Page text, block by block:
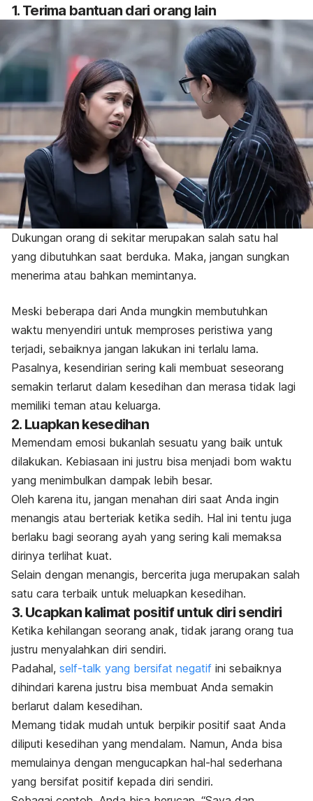
1. Terima bantuan dari orang lain
Dukungan orang di sekitar merupakan salah satu hal
yang dibutuhkan saat berduka. Maka, jangan sungkan
menerima atau bahkan memintanya.
Meski beberapa dari Anda mungkin membutuhkan
waktu menyendiri untuk memproses peristiwa yang
terjadi, sebaiknya jangan lakukan ini terlalu lama.
Pasalnya, kesendirian sering kali membuat seseorang
semakin terlarut dalam kesedihan dan merasa tidak lagi
memiliki teman atau keluarga.
2. Luapkan kesedihan
Memendam emosi bukanlah sesuatu yang baik untuk
dilakukan. Kebiasaan ini justru bisa menjadi bom waktu
yang menimbulkan dampak lebih besar.
Oleh karena itu, jangan menahan diri saat Anda ingin
menangis atau berteriak ketika sedih. Hal ini tentu juga
berlaku bagi seorang ayah yang sering kali memaksa
dirinya terlihat kuat.
Selain dengan menangis, bercerita juga merupakan salah
satu cara terbaik untuk meluapkan kesedihan.
3. Ucapkan kalimat positif untuk diri sendiri
Ketika kehilangan seorang anak, tidak jarang orang tua
justru menyalahkan diri sendiri.
Padahal, self-talk yang bersifat negatif ini sebaiknya
dihindari karena justru bisa membuat Anda semakin
berlarut dalam kesedihan.
Memang tidak mudah untuk berpikir positif saat Anda
diliputi kesedihan yang mendalam. Namun, Anda bisa
memulainya dengan mengucapkan hal-hal sederhana
yang bersifat positif kepada diri sendiri.